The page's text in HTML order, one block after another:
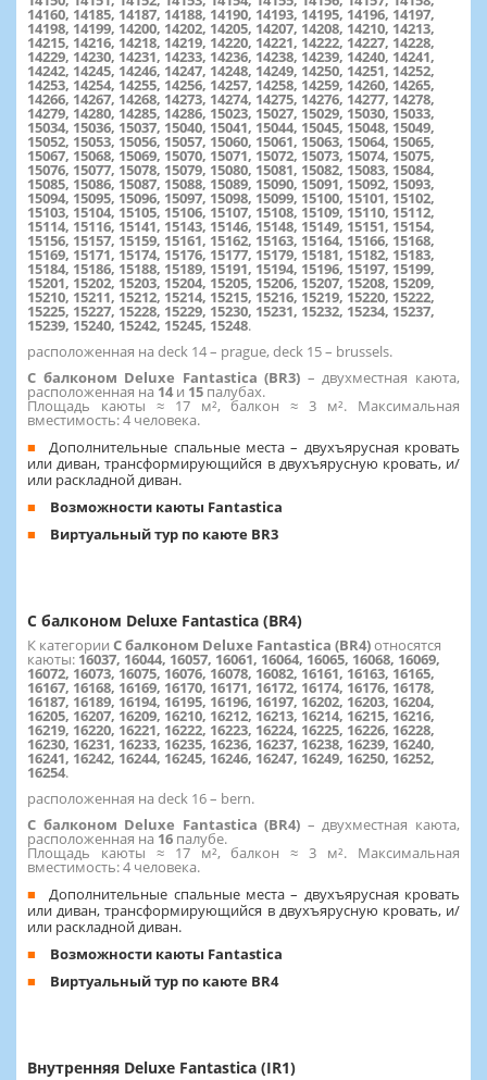
14160, 14185, 14187, 14188, 14190, 14193, 14195, 14196, 14197,
14198, 14199, 14200, 14202, 14205, 14207, 14208, 14210, 14213,
14215, 14216, 14218, 14219, 14220, 14221, 14222, 14227, 14228,
14229, 14230, 14231, 14233, 14236, 14238, 14239, 14240, 14241,
14242, 14245, 14246, 14247, 14248, 14249, 14250, 14251, 14252,
14253, 14254, 14255, 14256, 14257, 14258, 14259, 14260, 14265,
14266, 14267, 14268, 14273, 14274, 14275, 14276, 14277, 14278,
14279, 14280, 14285, 14286, 15023, 15027, 15029, 15030, 15033,
15034, 15036, 15037, 15040, 15041, 15044, 15045, 15048, 15049,
15052, 15053, 15056, 15057, 15060, 15061, 15063, 15064, 15065,
15067, 15068, 15069, 15070, 15071, 15072, 15073, 15074, 15075,
15076, 15077, 15078, 15079, 15080, 15081, 15082, 15083, 15084,
15085, 15086, 15087, 15088, 15089, 15090, 15091, 15092, 15093,
15094, 15095, 15096, 15097, 15098, 15099, 15100, 15101, 15102,
15103, 15104, 15105, 15106, 15107, 15108, 15109, 15110, 15112,
15114, 15116, 15141, 15143, 15146, 15148, 15149, 15151, 15154,
15156, 15157, 15159, 15161, 15162, 15163, 15164, 15166, 15168,
15169, 15171, 15174, 15176, 15177, 15179, 15181, 15182, 15183,
15184, 15186, 15188, 15189, 15191, 15194, 15196, 15197, 15199,
15201, 15202, 15203, 15204, 15205, 15206, 15207, 15208, 15209,
15210, 15211, 15212, 15214, 15215, 15216, 15219, 15220, 15222,
15225, 15227, 15228, 15229, 15230, 15231, 15232, 15234, 15237,
15239, 15240, 15242, 15245, 15248.
расположенная на deck 14 – prague, deck 15 – brussels.
С балконом Deluxe Fantastica (BR3) – двухместная каюта,
расположенная на 14и 15 палубах.
Площадь каюты ≈ 17 м², балкон ≈ 3 м². Максимальная
вместимость: 4 человека.
Дополнительные спальные места – двухъярусная кровать
или диван, трансформирующийся в двухъярусную кровать, и/
или раскладной диван.
Возможности каюты Fantastica
Виртуальный тур по каюте BR3
С балконом Deluxe Fantastica (BR4)
К категории С балконом Deluxe Fantastica (BR4)относятся
каюты: 16037, 16044, 16057, 16061, 16064, 16065, 16068, 16069,
16072, 16073, 16075, 16076, 16078, 16082, 16161, 16163, 16165,
16167, 16168, 16169, 16170, 16171, 16172, 16174, 16176, 16178,
16187, 16189, 16194, 16195, 16196, 16197, 16202, 16203, 16204,
16205, 16207, 16209, 16210, 16212, 16213, 16214, 16215, 16216,
16219, 16220, 16221, 16222, 16223, 16224, 16225, 16226, 16228,
16230, 16231, 16233, 16235, 16236, 16237, 16238, 16239, 16240,
16241, 16242, 16244, 16245, 16246, 16247, 16249, 16250, 16252,
16254.
расположенная на deck 16 – bern.
С балконом Deluxe Fantastica (BR4) – двухместная каюта,
расположенная на 16 палубе.
Площадь каюты ≈ 17 м², балкон ≈ 3 м². Максимальная
вместимость: 4 человека.
Дополнительные спальные места – двухъярусная кровать
или диван, трансформирующийся в двухъярусную кровать, и/
или раскладной диван.
Возможности каюты Fantastica
Виртуальный тур по каюте BR4
Внутренняя Deluxe Fantastica (IR1)